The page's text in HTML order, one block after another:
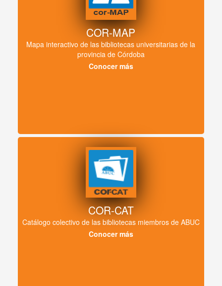
COR-MAP
Mapa interactivo de las bibliotecas universitarias de la
provincia de Córdoba
Conocer más
COR-CAT
Catálogo colectivo de las bibliotecas miembros de ABUC
Conocer más